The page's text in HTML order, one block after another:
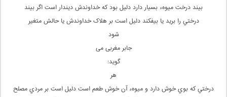
بيند درخت ميوهء بسيار دارد دليل بود که خداوندش ديندار است اگر بيند
درختي را بريد يا بيفکند دليل است بر هلاک خداوندش يا حالش متغير
شود
جابر مغربی می
گوید:
هر
درختي که بوي خوش دارد و ميوهء آن خوش طعم است دليل است بر مردي مصلح